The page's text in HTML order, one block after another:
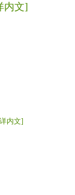
内文]
内文]